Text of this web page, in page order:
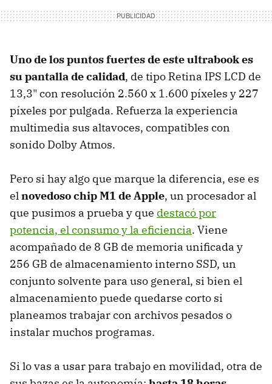
Uno de los puntos fuertes de este ultrabook es
su pantalla de calidad, de tipo Retina IPS LCD de
13,3" con resolución 2.560 x 1.600 píxeles y 227
píxeles por pulgada. Refuerza la experiencia
multimedia sus altavoces, compatibles con
sonido Dolby Atmos.
Pero si hay algo que marque la diferencia, ese es
elnovedoso chip M1 de Apple, un procesador al
que pusimos a prueba y que destacó por
potencia, el consumo y la eficiencia. Viene
acompañado de 8 GB de memoria unificada y
256 GB de almacenamiento interno SSD, un
conjunto solvente para uso general, si bien el
almacenamiento puede quedarse corto si
planeamos trabajar con archivos pesados o
instalar muchos programas.
Si lo vas a usar para trabajo en movilidad, otra de